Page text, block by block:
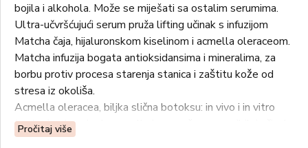
bojila i alkohola. Može se miješati sa ostalim serumima.
Ultra-učvršćujući serum pruža lifting učinak s infuzijom
Matcha čaja, hijaluronskom kiselinom i acmella oleraceom.
Matcha infuzija bogata antioksidansima i mineralima, za
borbu protiv procesa starenja stanica i zaštitu kože od
stresa iz okoliša.
Acmella oleracea, biljka slična botoksu: in vivo i in vitro
testovi pokazuju da acmella ima snažan reverzibilni učinak
opuštanja mišića koji trenutno zaglađuje kožu, stvarajući
Pročitaj više